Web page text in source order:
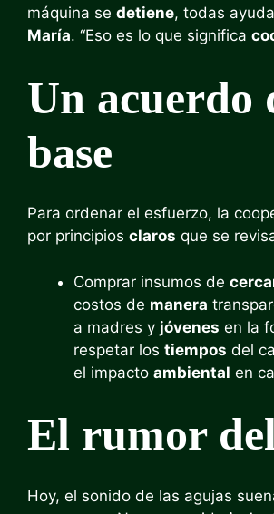
máquina se detiene, todas
María. “Eso es lo que significa
Un acuerdo
base
Para ordenar el esfuerzo, la
por principios claros que se
Comprar insumos de
costos de manera
a madres y jóvenes en la
respetar los tiempos del
el impacto ambiental en
El rumor
Hoy, el sonido de las agujas